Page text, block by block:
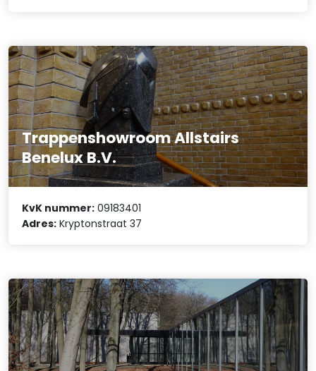
Trappenshowroom Allstairs
Benelux B.V.
KvK nummer: 09183401
Adres: Kryptonstraat 37